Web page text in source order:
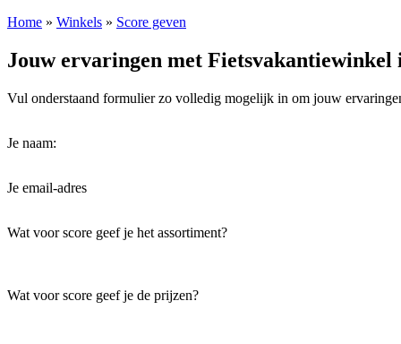
Home » Winkels » Score geven
Jouw ervaringen met
Vul onderstaand formulier zo volledig mogelijk in om jouw
Je naam:
Je email-adres
Wat voor score geef je het assortiment?
Wat voor score geef je de prijzen?